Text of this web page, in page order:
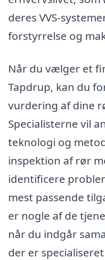
deres VVS-
forstyrrelse og
Når du vælger et
Tapdrup, kan du
vurdering af dine
Specialisterne vil
teknologi og
inspektion af rør
identificere
mest passende
er nogle af de
når du indgår
der er